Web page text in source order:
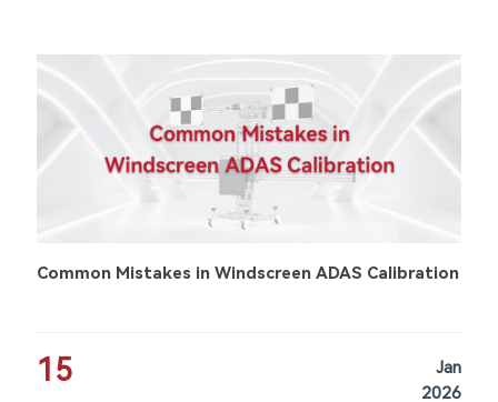
Common Mistakes in Windscreen ADAS Calibration
15
Jan
2026